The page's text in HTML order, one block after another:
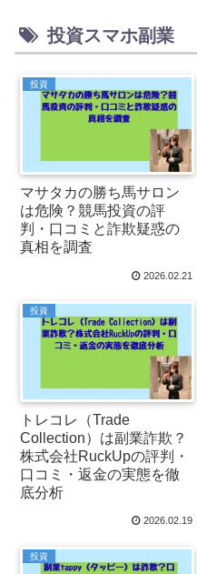
投資スマホ副業
投資
マサタカの勝ち馬サロン
は危険？競馬投資の評
判・口コミと詐欺疑惑の
真相を調査
2026.02.21
投資
トレコレ（Trade
Collection）は副業詐欺？
株式会社RuckUpの評判・
口コミ・返金の実態を徹
底分析
2026.02.19
投資